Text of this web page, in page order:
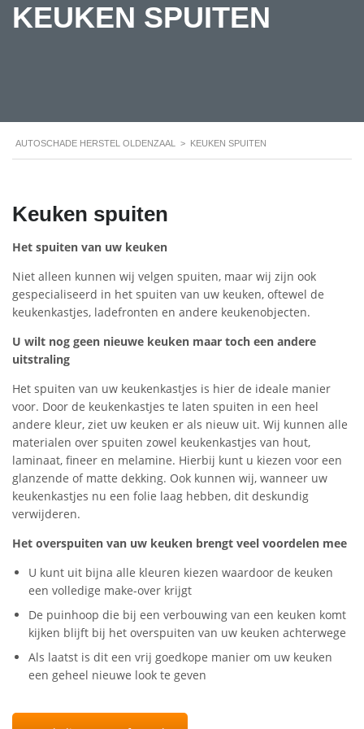
KEUKEN SPUITEN
AUTOSCHADE HERSTEL OLDENZAAL > KEUKEN SPUITEN
Keuken spuiten
Het spuiten van uw keuken
Niet alleen kunnen wij velgen spuiten, maar wij zijn ook
gespecialiseerd in het spuiten van uw keuken, oftewel de
keukenkastjes, ladefronten en andere keukenobjecten.
U wilt nog geen nieuwe keuken maar toch een andere
uitstraling
Het spuiten van uw keukenkastjes is hier de ideale manier
voor. Door de keukenkastjes te laten spuiten in een heel
andere kleur, ziet uw keuken er als nieuw uit. Wij kunnen alle
materialen over spuiten zowel keukenkastjes van hout,
laminaat, fineer en melamine. Hierbij kunt u kiezen voor een
glanzende of matte dekking. Ook kunnen wij, wanneer uw
keukenkastjes nu een folie laag hebben, dit deskundig
verwijderen.
Het overspuiten van uw keuken brengt veel voordelen mee
U kunt uit bijna alle kleuren kiezen waardoor de keuken
een volledige make-over krijgt
De puinhoop die bij een verbouwing van een keuken komt
kijken blijft bij het overspuiten van uw keuken achterwege
Als laatst is dit een vrij goedkope manier om uw keuken
een geheel nieuwe look te geven